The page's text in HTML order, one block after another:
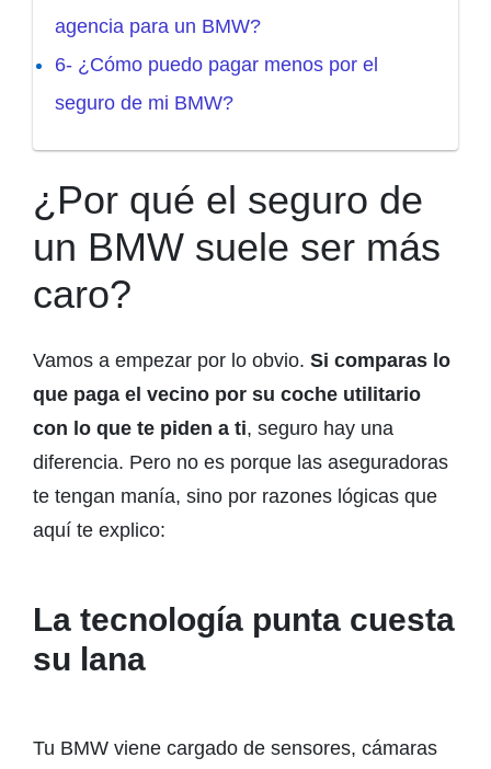
agencia para un BMW?
6- ¿Cómo puedo pagar menos por el
seguro de mi BMW?
¿Por qué el seguro de
un BMW suele ser más
caro?
Vamos a empezar por lo obvio. Si comparas lo
que paga el vecino por su coche utilitario
con lo que te piden a ti, seguro hay una
diferencia. Pero no es porque las aseguradoras
te tengan manía, sino por razones lógicas que
aquí te explico:
La tecnología punta cuesta
su lana
Tu BMW viene cargado de sensores, cámaras